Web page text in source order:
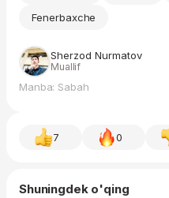
Fenerbaxche
Sherzod Nurmatov
Muallif
Manba: Sabah
7 0
Shuningdek o'qing